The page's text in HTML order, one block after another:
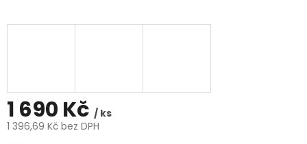
1 690 Kč / ks
1 396,69 Kč bez DPH